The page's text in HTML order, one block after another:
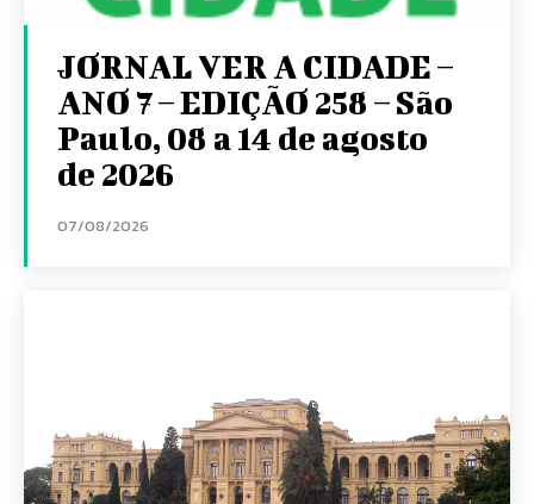
JORNAL VER A CIDADE –
ANO 7 – EDIÇÃO 258 – São
Paulo, 08 a 14 de agosto
de 2026
07/08/2026